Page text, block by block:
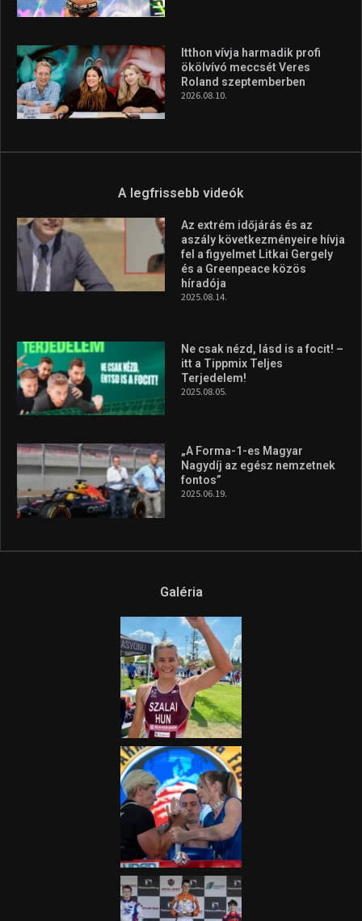
Itthon vívja harmadik profi
ökölvívó meccsét Veres
Roland szeptemberben
2026.08.10.
A legfrissebb videók
Az extrém időjárás és az
aszály következményeire hívja
fel a figyelmet Litkai Gergely
és a Greenpeace közös
híradója
2025.08.14.
Ne csak nézd, lásd is a focit! –
itt a Tippmix Teljes
Terjedelem!
2025.08.05.
„A Forma-1-es Magyar
Nagydíj az egész nemzetnek
fontos”
2025.06.19.
Galéria